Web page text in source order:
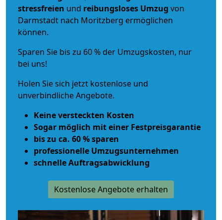
stressfreien und reibungsloses Umzug von
Darmstadt nach Moritzberg ermöglichen
können.
Sparen Sie bis zu 60 % der Umzugskosten, nur
bei uns!
Holen Sie sich jetzt kostenlose und
unverbindliche Angebote.
Keine versteckten Kosten
Sogar möglich mit einer Festpreisgarantie
bis zu ca. 60 % sparen
professionelle Umzugsunternehmen
schnelle Auftragsabwicklung
Kostenlose Angebote erhalten